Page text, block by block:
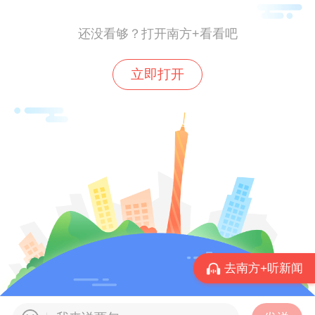
事业取得新进展新成效。10月20日至23日，
我们党将召开二十届四中全会，研究制定“十
五五”规划建议。“十五五”时期是基本实现社
会主义现代化夯实基础、全面发力的关键时
期，我国发展环境面临深刻复杂变化，各地
区各部门要紧紧围绕新时代新征程党的中心
任务，把“十五五”发展的目标任务和战略举
措规划好实施好，确保基本实现社会主义现
代化取得决定性进展。
历史在砥砺前行中创造，辉煌在接续奋斗中
铸就。
新征程上，我们要毫不动摇以中国式
现代化全面推进强国建设、民族复兴伟业，
还没看够？打开南方+看看吧
立即打开
去南方+听新闻